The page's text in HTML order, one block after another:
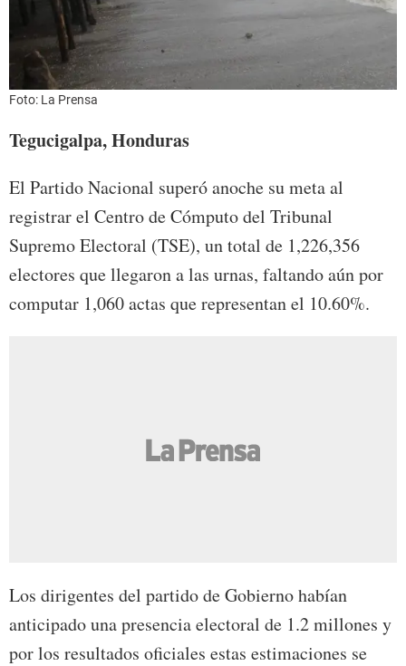
Foto: La Prensa
Tegucigalpa, Honduras
El Partido Nacional superó anoche su meta al
registrar el Centro de Cómputo del Tribunal
Supremo Electoral (TSE), un total de 1,226,356
electores que llegaron a las urnas, faltando aún por
computar 1,060 actas que representan el 10.60%.
Los dirigentes del partido de Gobierno habían
anticipado una presencia electoral de 1.2 millones y
por los resultados oficiales estas estimaciones se